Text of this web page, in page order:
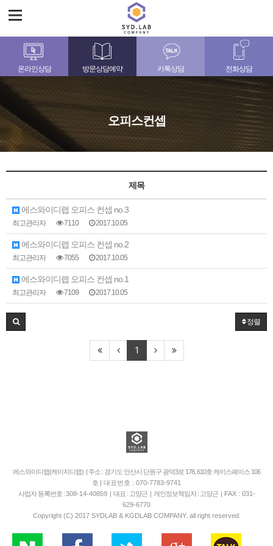
온라인상담 방문상담예약 카톡상담 전화상담
오피스컨셉
제목
에스와이디랩 오피스 컨셉 no.3
최고관리자 7110 2017.10.05
에스와이디랩 오피스 컨셉 no.2
최고관리자 7055 2017.10.05
에스와이디랩 오피스 컨셉 no.1
최고관리자 7109 2017.10.05
정렬
1
에스와이디랩(케이지디랩) | 주소 : 경기도 안산시 단원구 광덕3로 178, 610호 케이스페이스 106
호 | 대표번호 : 070-7783-9741
사업자 등록번호 :308-14-40859| 대표 : 고양근 | 개인정보책임자 : 고양근 | FAX : 031-
629-6770
Copyright (C) 2017 SYDLAB & KGDLAB COMPANY. all right reserved.